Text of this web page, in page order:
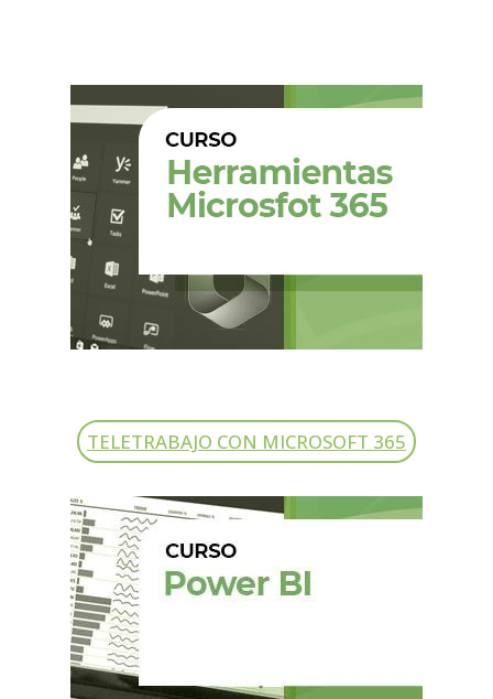
TELETRABAJO CON MICROSOFT 365